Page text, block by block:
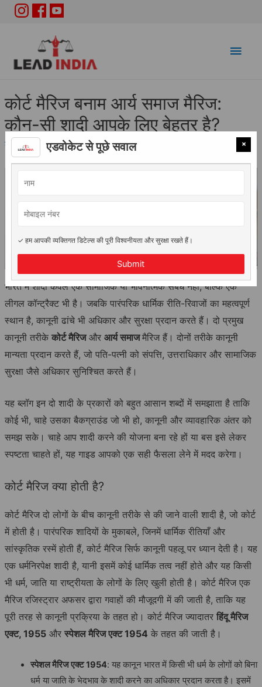
Main
कोर्ट मैरिज बनाम आर्य समाज मैरिज:
कौन-सी शादी आपके लिए बेहतर है?
लव मैरिज / ByAdv. Vidhi Saini
भारत में शादी केवल एक सामाजिक या भावनात्मक संबंध नहीं, बल्कि एक
लीगल कॉन्ट्रैक्ट भी है। जबकि पारंपरिक धार्मिक रीति-रिवाजों का महत्वपूर्ण
स्थान है, कानूनी ढांचे भी अधिकार और सुरक्षा प्रदान करते हैं। दो प्रमुख
कानूनी तरीके कोर्ट मैरिजऔर आर्य समाजमैरिज हैं। दोनों तरीके कानूनी
मान्यता प्रदान करते हैं, जो पति-पत्नी को संपत्ति, उत्तराधिकार और सामाजिक
सुरक्षा जैसे अधिकार सुनिश्चित करते हैं।
यह ब्लॉग इन दो शादी के प्रकारों को बहुत आसान शब्दों में समझाता है ताकि
कोई भी, चाहे उसका बैकग्राउंड जो भी हो, कानूनी और व्यावहारिक अंतर को
समझ सके। चाहे आप शादी करने की योजना बना रहे हों या बस इसे लेकर
स्पष्टता चाहते हों, यह गाइड आपको एक सही फैसला लेने में मदद करेगा।
कोर्ट मैरिज क्या होती है?
कोर्ट मैरिज दो लोगों के बीच कानूनी तरीके से की जाने वाली शादी है, जो कोर्ट
में होती है। पारंपरिक शादियों के मुकाबले, जिनमें धार्मिक रीतियाँ और
सांस्कृतिक रस्में होती हैं, कोर्ट मैरिज सिर्फ कानूनी पहलू पर ध्यान देती है। यह
एक धर्मनिरपेक्ष शादी है, यानी इसमें कोई धार्मिक तत्व नहीं होते और यह किसी
भी धर्म, जाति या राष्ट्रीयता के लोगों के लिए खुली होती है। कोर्ट मैरिज एक
मैरिज रजिस्ट्रार अफसर द्वारा गवाहों की मौजूदगी में की जाती है, ताकि यह
पूरी तरह से कानूनी प्रक्रिया के तहत हो। कोर्ट मैरिज ज्यादातर हिंदू मैरिज
एक्ट, 1955और स्पेशल मैरिज एक्ट1954 के तहत की जाती है।
स्पेशलमैरिजएक्ट1954: यह कानून भारत में किसी भी धर्म के लोगों को बिना
धर्म या जाति के भेदभाव के शादी करने का अधिकार प्रदान करता है। इसमें
×
एडवोकेट से पूछे सवाल
✓ हम आपकी व्यक्तिगत डिटेल्स की पूरी विश्वनीयता और सुरक्षा रखते हैं।
Submit